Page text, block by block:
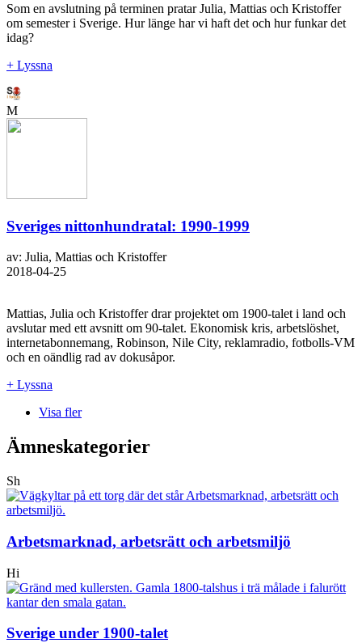
Som en avslutning på terminen pratar Julia, Mattias och Kristoffer
om semester i Sverige. Hur länge har vi haft det och hur funkar det
idag?
+ Lyssna
M
Sveriges nittonhundratal: 1990-1999
av: Julia, Mattias och Kristoffer
2018-04-25
Mattias, Julia och Kristoffer drar projektet om 1900-talet i land och
avslutar med ett avsnitt om 90-talet. Ekonomisk kris, arbetslöshet,
internetabonnemang, Robinson, Nile City, reklamradio, fotbolls-VM
och en oändlig rad av dokusåpor.
+ Lyssna
Visa fler
Ämneskategorier
Sh
Arbetsmarknad, arbetsrätt och arbetsmiljö
Hi
Sverige under 1900-talet